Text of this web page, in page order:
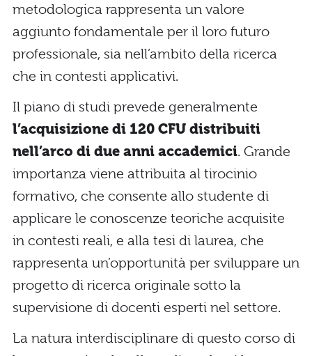
metodologica rappresenta un valore
aggiunto fondamentale per il loro futuro
professionale, sia nell’ambito della ricerca
che in contesti applicativi.
Il piano di studi prevede generalmente
l’acquisizione di 120 CFU distribuiti
nell’arco di due anni accademici. Grande
importanza viene attribuita al tirocinio
formativo, che consente allo studente di
applicare le conoscenze teoriche acquisite
in contesti reali, e alla tesi di laurea, che
rappresenta un’opportunità per sviluppare un
progetto di ricerca originale sotto la
supervisione di docenti esperti nel settore.
La natura interdisciplinare di questo corso di